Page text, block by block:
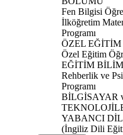
Fen Bilgisi
İlköğretim
Programı
ÖZEL
Özel Eğitim
EĞİTİM
Rehberlik ve
Programı
BİLGİSAYAR
YABANCI
(İngiliz Dili